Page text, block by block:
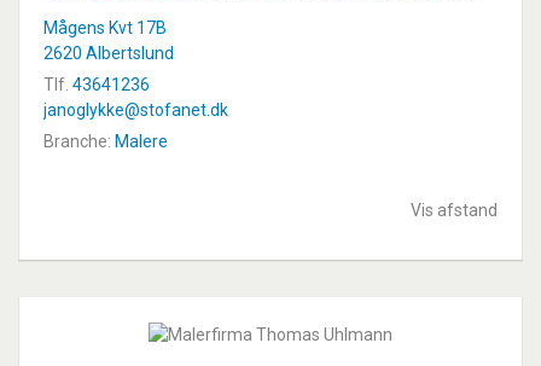
Mågens Kvt 17B
2620 Albertslund
Tlf. 43641236
janoglykke@stofanet.dk
Branche: Malere
Vis afstand